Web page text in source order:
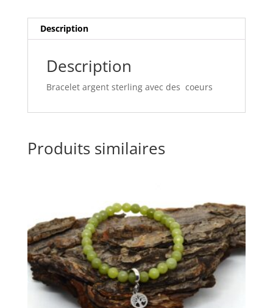
Description
Description
Bracelet argent sterling avec des coeurs
Produits similaires